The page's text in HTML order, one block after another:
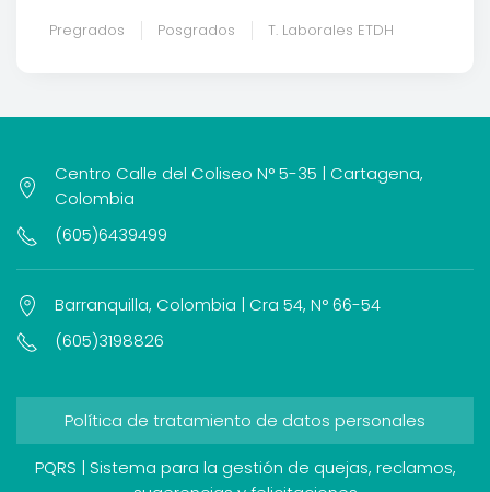
Pregrados Posgrados T. Laborales ETDH
Centro Calle del Coliseo N° 5-35 | Cartagena,
Colombia
(605)6439499
Barranquilla, Colombia | Cra 54, N° 66-54
(605)3198826
Política de tratamiento de datos personales
PQRS | Sistema para la gestión de quejas, reclamos,